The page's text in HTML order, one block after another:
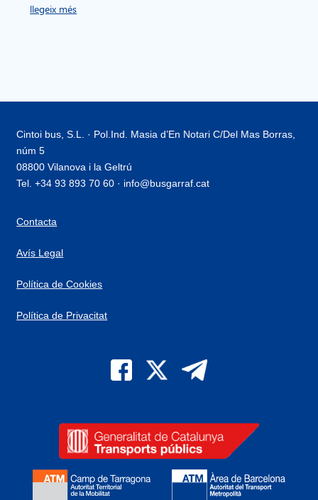
llegeix més
Cintoi bus, S.L. · Pol.Ind. Masia d’En Notari C/Del Mas Borras,
núm 5
08800 Vilanova i la Geltrú
Tel. +34 93 893 70 60 · info@busgarraf.cat
Contacta
Avís Legal
Política de Cookies
Política de Privacitat